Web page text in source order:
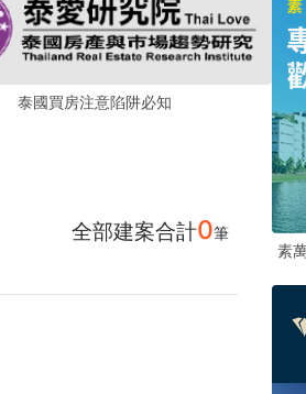
泰國買房注意陷阱必知
全部建案合計0筆